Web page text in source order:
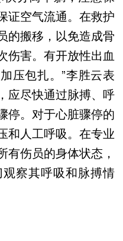
证空气流通。在救护
的搬移，以免造成骨
伤害。有开放性出血
压包扎。”李胜云表
应尽快通过脉搏、呼
停。对于心脏骤停的
和人工呼吸。在专业
有伤员的身体状态，
察其呼吸和脉搏情